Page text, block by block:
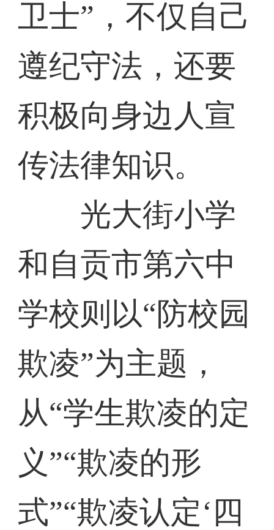
卫士”，不仅自己
遵纪守法，还要
积极向身边人宣
传法律知识。
光大街小学
和自贡市第六中
学校则以“防校园
欺凌”为主题，
从“学生欺凌的定
义”“欺凌的形
式”“欺凌认定‘四